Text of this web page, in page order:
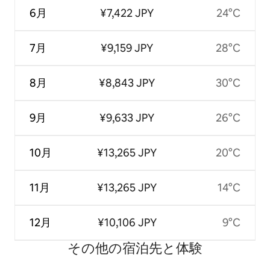
6月
7月
8月
9月
10月
11月
12月
¥7,422 JPY
¥9,159 JPY
¥8,843 JPY
¥9,633 JPY
¥13,265 JPY
¥13,265 JPY
¥10,106 JPY
24°C
28°C
30°C
26°C
20°C
14°C
9°C
その他の宿⁠泊⁠先と体⁠験